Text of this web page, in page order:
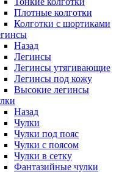
Плотные колготки
Колготки с шортиками
Назад
Легинсы
Легинсы утягивающие
Легинсы под кожу
Высокие легинсы
Назад
Чулки
Чулки под пояс
Чулки с поясом
Чулки в сетку
Фантазийные чулки